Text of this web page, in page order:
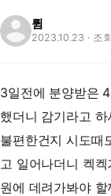
륌
2023.10.23 · 조
3일전에 분양받은
했더니 감기라고
불편한건지 시도때
고 일어나더니 켁
원에 데려가봐야 할